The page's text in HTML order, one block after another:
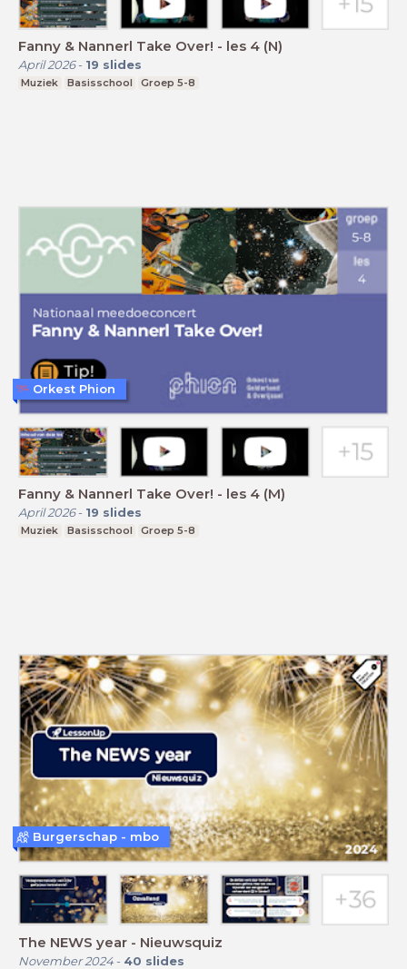
Fanny & Nannerl Take Over! - les 4 (N)
April 2026- 19 slides
Muziek Basisschool Groep 5-8
Fanny & Nannerl Take Over! - les 4 (M)
April 2026- 19 slides
Muziek Basisschool Groep 5-8
Orkest Phion
The NEWS year - Nieuwsquiz
November 2024- 40 slides
Burgerschap - mbo